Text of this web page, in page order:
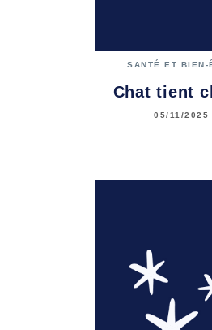
SANTÉ ET BIEN-
Chat tient
05/11/2025